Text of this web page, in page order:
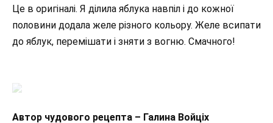
Це в оригіналі. Я ділила яблука навпіл і до кожної
половини додала желе різного кольору. Желе всипати
до яблук, перемішати і зняти з вогню. Смачного!
Автор чудового рецепта – Галина Войціх